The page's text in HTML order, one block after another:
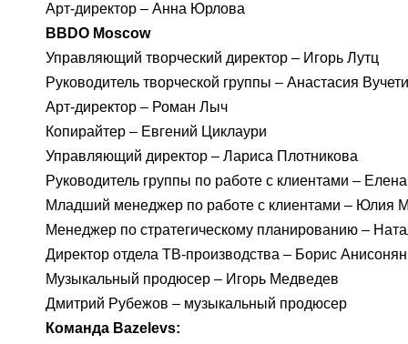
Арт-директор – Анна Юрлова
BBDO Moscow
Управляющий творческий директор – Игорь Лутц
Руководитель творческой группы – Анастасия
Арт-директор – Роман Лыч
Копирайтер – Евгений Циклаури
Управляющий директор – Лариса Плотникова
Руководитель группы по работе с клиентами –
Младший менеджер по работе с клиентами – Юлия
Менеджер по стратегическому планированию –
Директор отдела ТВ-производства – Борис Анисонян
Музыкальный продюсер – Игорь Медведев
Дмитрий Рубежов – музыкальный продюсер
Команда Bazelevs: